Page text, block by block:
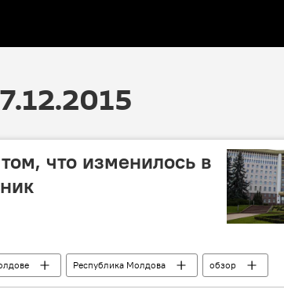
что изменилось в
Республика Молдова обзор